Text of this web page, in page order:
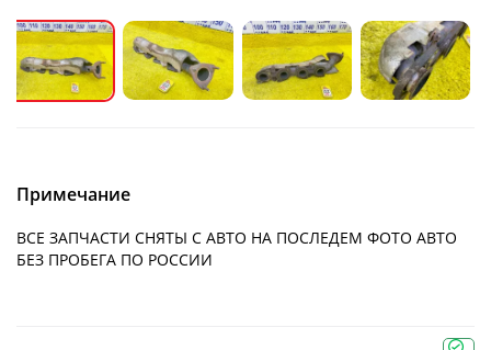
Примечание
ВСЕ ЗАПЧАСТИ СНЯТЫ С АВТО НА ПОСЛЕДЕМ ФОТО АВТО
БЕЗ ПРОБЕГА ПО РОССИИ